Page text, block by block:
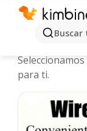
Acuitzio
para ti.